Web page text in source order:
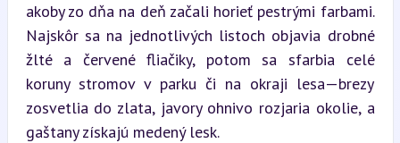
akoby zo dňa na deň začali horieť pestrými farbami.
Najskôr sa na jednotlivých listoch objavia drobné
žlté a červené fliačiky, potom sa sfarbia celé
koruny stromov v parku či na okraji lesa—brezy
zosvetlia do zlata, javory ohnivo rozjaria okolie, a
gaštany získajú medený lesk.